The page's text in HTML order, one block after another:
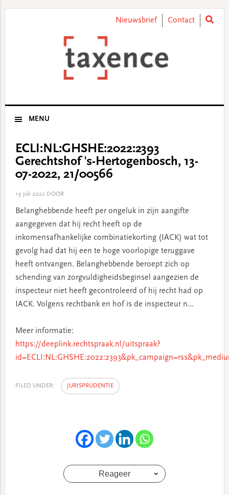
Nieuwsbrief Contact
MENU
ECLI:NL:GHSHE:2022:2393
Gerechtshof 's-Hertogenbosch, 13-
07-2022, 21/00566
19 juli 2022DOOR
Belanghebbende heeft per ongeluk in zijn aangifte
aangegeven dat hij recht heeft op de
inkomensafhankelijke combinatiekorting (IACK) wat tot
gevolg had dat hij een te hoge voorlopige teruggave
heeft ontvangen. Belanghebbende beroept zich op
schending van zorgvuldigheidsbeginsel aangezien de
inspecteur niet heeft gecontroleerd of hij recht had op
IACK. Volgens rechtbank en hof is de inspecteur n…
Meer informatie:
https://deeplink.rechtspraak.nl/uitspraak?
FILED UNDER: JURISPRUDENTIE
Reageer